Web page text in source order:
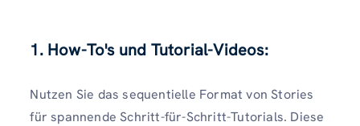
1. How-To's und Tutorial-Videos:
Nutzen Sie das sequentielle Format von Stories
für spannende Schritt-für-Schritt-Tutorials. Diese